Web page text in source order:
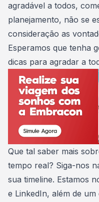
agradável a todos,
planejamento, não se
consideração as
Esperamos que tenha
dicas para agradar a
Que tal saber mais
tempo real? Siga-nos
sua timeline. Estamos
e LinkedIn, além de